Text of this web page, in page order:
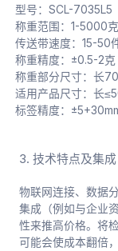
型号：SCL-7035L5
称重范围：1-5000克
传送带速度：15-50
称重精度：±0.5-2克
称重部分尺寸：长
适用产品尺寸：长
标签精度：
3. 技术特点及集成
物联网连接、数据
集成（例如与企业
性来推高价格。将
可能会使成本翻倍